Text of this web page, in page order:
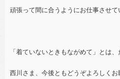
頑張って間に合うようにお仕事させて
「着ていないときもながめて」とは
西川さま、今後ともどうぞよろしくお